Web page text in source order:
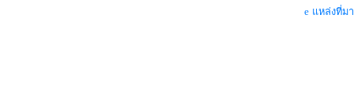
แหล่งที่มา